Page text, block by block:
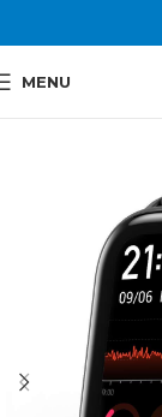
MENU